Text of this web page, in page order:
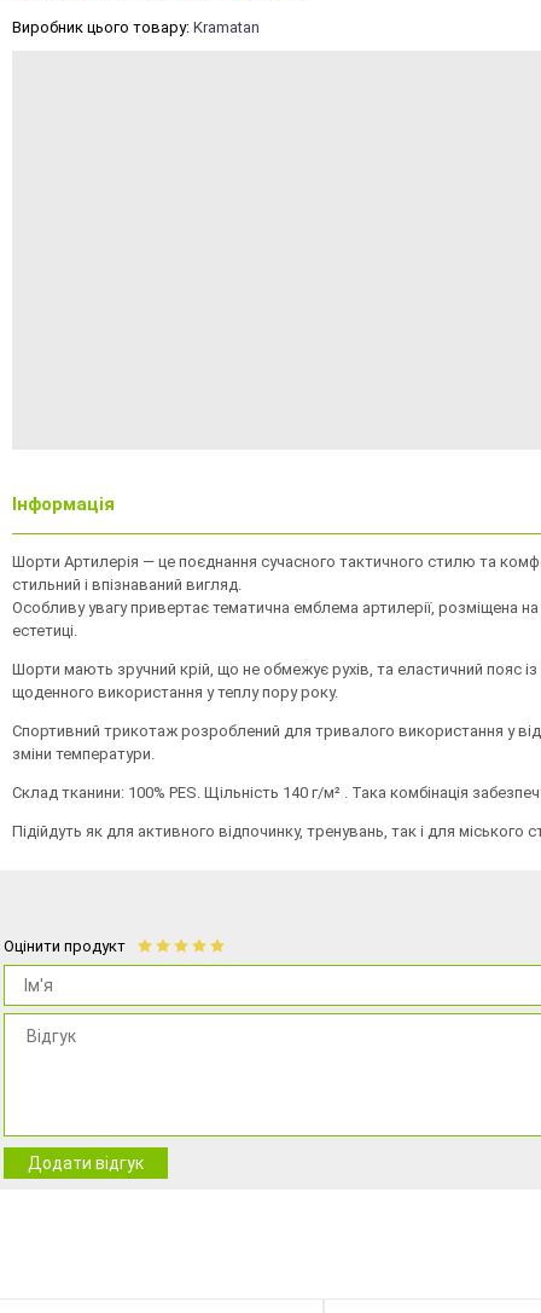
Виробник цього товару: Kramatan
Інформація
Шорти Артилерія — це поєднання сучасного тактичного стилю та
стильний і впізнаваний вигляд.
Особливу увагу привертає тематична емблема артилерії, розміщена
естетиці.
Шорти мають зручний крій, що не обмежує рухів, та еластичний пояс
щоденного використання у теплу пору року.
Спортивний трикотаж розроблений для тривалого використання у
зміни температури.
Склад тканини: 100% PES. Щільність 140 г/м² . Така комбінація
Підійдуть як для активного відпочинку, тренувань, так і для
Оцінити продукт
Додати відгук